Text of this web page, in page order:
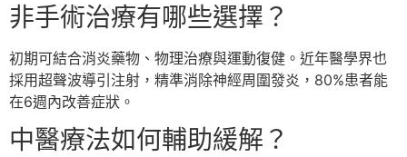
非手術治療有哪些選擇？
初期可結合消炎藥物、物理治療與運動復健。近年醫學界也
採用超聲波導引注射，精準消除神經周圍發炎，80%患者能
在6週內改善症狀。
中醫療法如何輔助緩解？